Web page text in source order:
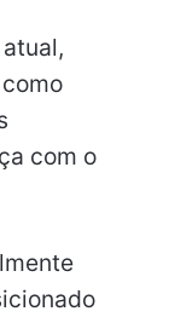
com o